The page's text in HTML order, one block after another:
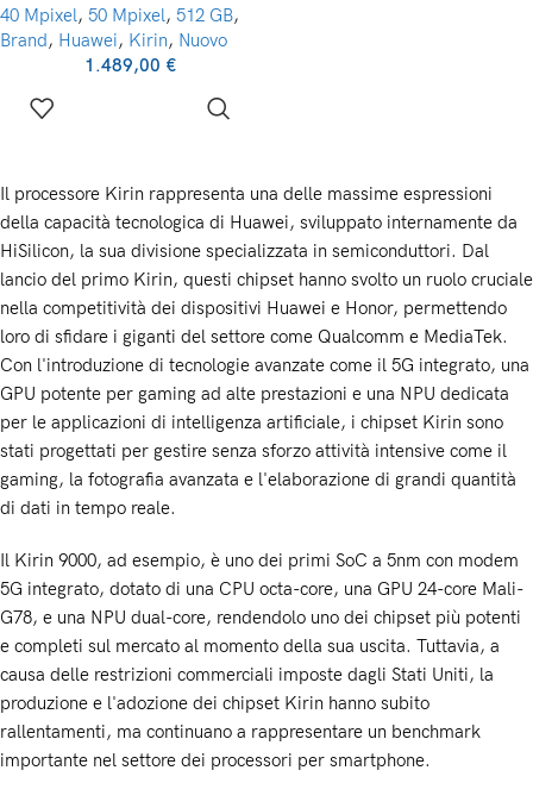
40 Mpixel, 50 Mpixel, 512 GB,
Brand, Huawei, Kirin, Nuovo
1.489,00 €
Il processore Kirin rappresenta una delle massime espressioni
della capacità tecnologica di Huawei, sviluppato internamente da
HiSilicon, la sua divisione specializzata in semiconduttori. Dal
lancio del primo Kirin, questi chipset hanno svolto un ruolo cruciale
nella competitività dei dispositivi Huawei e Honor, permettendo
loro di sfidare i giganti del settore come Qualcomm e MediaTek.
Con l'introduzione di tecnologie avanzate come il 5G integrato, una
GPU potente per gaming ad alte prestazioni e una NPU dedicata
per le applicazioni di intelligenza artificiale, i chipset Kirin sono
stati progettati per gestire senza sforzo attività intensive come il
gaming, la fotografia avanzata e l'elaborazione di grandi quantità
di dati in tempo reale.
Il Kirin 9000, ad esempio, è uno dei primi SoC a 5nm con modem
5G integrato, dotato di una CPU octa-core, una GPU 24-core Mali-
G78, e una NPU dual-core, rendendolo uno dei chipset più potenti
e completi sul mercato al momento della sua uscita. Tuttavia, a
causa delle restrizioni commerciali imposte dagli Stati Uniti, la
produzione e l'adozione dei chipset Kirin hanno subito
rallentamenti, ma continuano a rappresentare un benchmark
importante nel settore dei processori per smartphone.